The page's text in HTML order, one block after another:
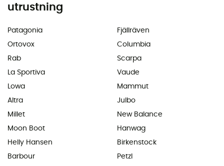
utrustning
Patagonia
Ortovox
Rab
La Sportiva
Lowa
Altra
Millet
Moon Boot
Helly Hansen
Barbour
Fjällräven
Columbia
Scarpa
Vaude
Mammut
Julbo
New Balance
Hanwag
Birkenstock
Petzl